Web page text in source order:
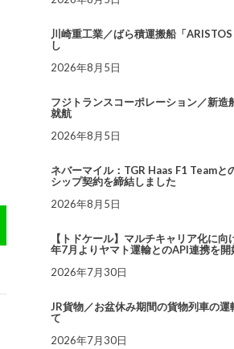
川崎重工業／ばら積運搬船「
し
2026年8月5日
フジトランスコーポレーション／新造
就航
2026年8月5日
ネバーマイル：TGR Haas F1 Teamと
シップ契約を締結しました
2026年8月5日
【トドケール】マルチキャリア化に
年7月よりヤマト運輸とのAPI連携を開
2026年7月30日
JR貨物／お盆休み期間の貨物列車の運
て
2026年7月30日